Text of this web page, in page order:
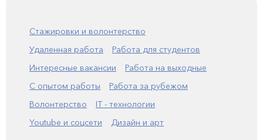
Стажировки и волонтерство
Удаленная работа
Работа для студентов
Интересные вакансии
Работа на выходные
С опытом работы
Работа за рубежом
Волонтерство
IT - технологии
Youtube и соцсети
Дизайн и арт